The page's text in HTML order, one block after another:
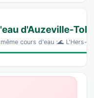
d'Auzeville-
cours d'eau :🌊 L'Hers-